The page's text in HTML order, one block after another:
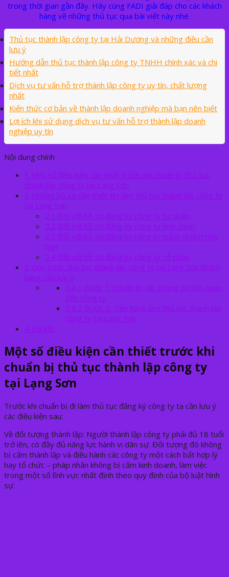
trong thời gian gần đây. Hãy cùng FADI giải đáp cho các khách
hàng về những thủ tục qua bài viết này nhé.
Thủ tục thành lập công ty tại Hải Dương và những điều cần
lưu ý
Hướng dẫn thủ tục thành lập công ty TNHH chính xác và chi
tiết nhất
Dịch vụ tư vấn hỗ trợ thành lập công ty uy tín, chất lượng
nhất
Kiến thức cơ bản về thành lập doanh nghiệp mà bạn nên biết
Lợi ích khi sử dụng dịch vụ tư vấn hỗ trợ thành lập doanh
nghiệp uy tín
Nội dung chính
1 Một số điều kiện cần thiết trước khi chuẩn bị thủ tục
thành lập công ty tại Lạng Sơn
2 Những hồ sơ cần thiết khi làm thủ tục thành lập công ty
tại Lạng Sơn
2.1 Đối với hồ sơ đăng ký công ty tư nhân
2.2 Đối với hồ sơ đăng ký công ty hợp danh
2.3 Đối với hồ sơ đăng ký công ty trách nhiệm hữu
hạn
2.4 Đối với hồ sơ đăng ký công ty cổ phần
3 Quy trình, thủ tục thành lập công ty tại Lạng Sơn khách
hàng cần lưu ý
3.0.1 Bước 1: Chuẩn bị các thông tin liên quan
đến công ty
3.0.2 Bước 2: Tiến hành làm thủ tục thành lập
công ty tại Lạng Sơn
4 Lời kết
Một số điều kiện cần thiết trước khi
chuẩn bị thủ tục thành lập công ty
tại Lạng Sơn
Trước khi chuẩn bị đi làm thủ tục đăng ký công ty ta cần lưu ý
các điều kiện sau:
Về đối tượng thành lập: Người thành lập công ty phải đủ 18 tuổi
trở lên, có đầy đủ năng lực hành vi dân sự. Đối tượng đó không
bị cấm thành lập và điều hành các công ty một cách bất hợp lý
hay tổ chức – pháp nhân không bị cấm kinh doanh, làm việc
trong một số lĩnh vực nhất định theo quy định của bộ luật hình
sự.